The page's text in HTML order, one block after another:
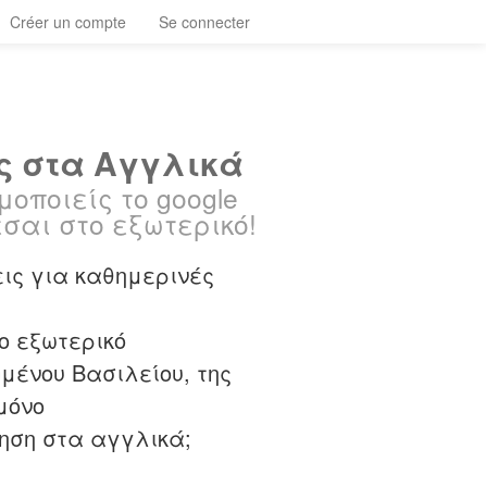
Créer un compte Se connecter
στα Aγγλικά
το google
στο εξωτερικό!
για καθημερινές
εξωτερικό
Βασιλείου, της
στα αγγλικά;